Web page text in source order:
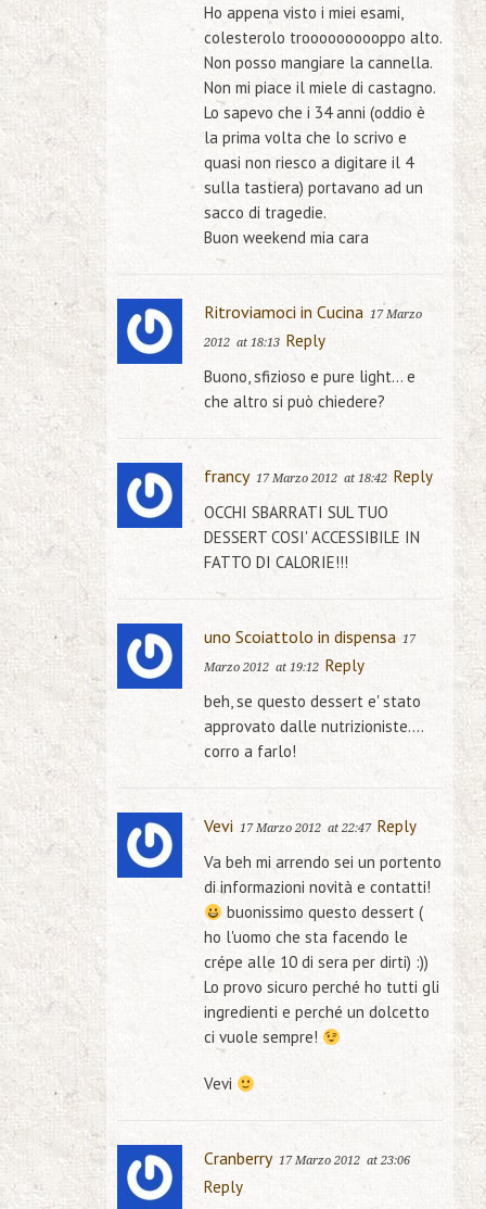
Ho appena visto i miei esami,
colesterolo troooooooooppo alto.
Non posso mangiare la cannella.
Non mi piace il miele di castagno.
Lo sapevo che i 34 anni (oddio è
la prima volta che lo scrivo e
quasi non riesco a digitare il 4
sulla tastiera) portavano ad un
sacco di tragedie.
Buon weekend mia cara
Ritroviamoci in Cucina 17 Marzo
2012 at 18:13 Reply
Buono, sfizioso e pure light… e
che altro si può chiedere?
francy 17 Marzo 2012 at 18:42 Reply
OCCHI SBARRATI SUL TUO
DESSERT COSI' ACCESSIBILE IN
FATTO DI CALORIE!!!
uno Scoiattolo in dispensa 17
Marzo 2012 at 19:12 Reply
beh, se questo dessert e' stato
approvato dalle nutrizioniste….
corro a farlo!
Vevi 17 Marzo 2012 at 22:47 Reply
Va beh mi arrendo sei un portento
di informazioni novità e contatti!
buonissimo questo dessert (
ho l'uomo che sta facendo le
crépe alle 10 di sera per dirti) :))
Lo provo sicuro perché ho tutti gli
ingredienti e perché un dolcetto
ci vuole sempre!
Vevi
Cranberry 17 Marzo 2012 at 23:06
Reply